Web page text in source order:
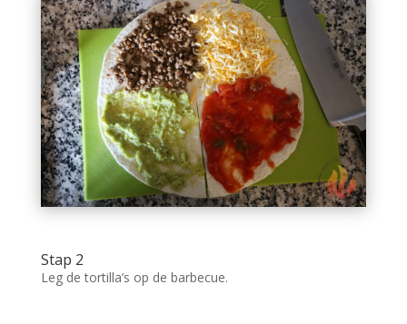
Stap 2
Leg de tortilla’s op de barbecue.